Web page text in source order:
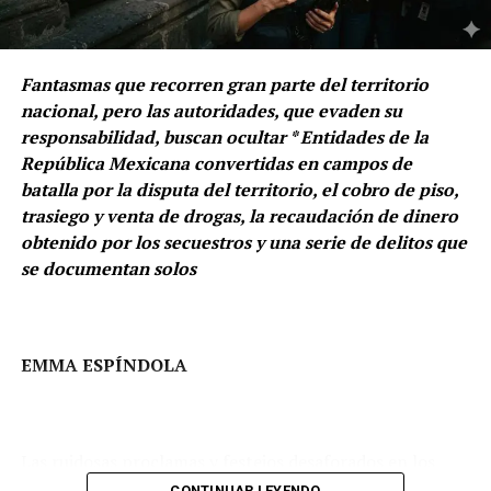
Asegurar que el Instituto Nacional Electoral mantenga
su autonomía frente al gobierno y el Congreso, evitando
imparciales.
Que el financiamiento y los recursos presupuestales
para las instituciones electorales puedan operar con
eficiencia.
Y que en el marco legal puedan resolverse los vacíos
normativos y establecer un marco legal claro y robusto
ciudadana, desechar el desencanto y la polarización,
Fantasmas que recorren gran parte del territorio
nacional, pero las autoridades, que evaden su
responsabilidad, buscan ocultar * Entidades de la
República Mexicana convertidas en campos de
batalla por la disputa del territorio, el cobro de piso,
trasiego y venta de drogas, la recaudación de dinero
obtenido por los secuestros y una serie de delitos que
se documentan solos
EMMA ESPÍNDOLA